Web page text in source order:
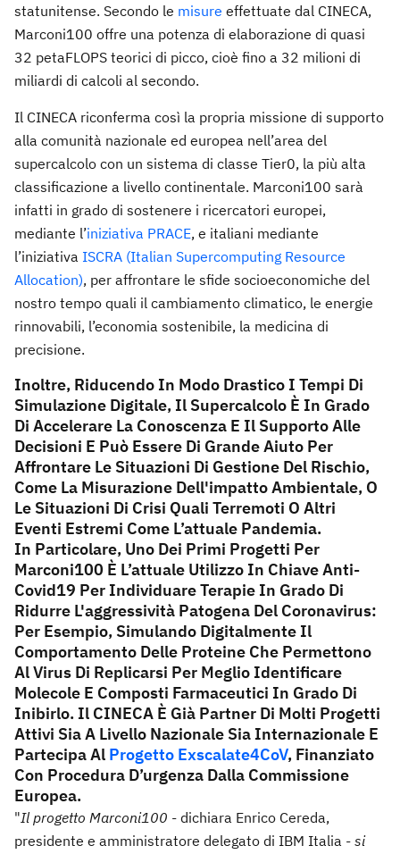
statunitense. Secondo le misure effettuate dal CINECA,
Marconi100 offre una potenza di elaborazione di quasi
32 petaFLOPS teorici di picco, cioè fino a 32 milioni di
miliardi di calcoli al secondo.
Il CINECA riconferma così la propria missione di supporto
alla comunità nazionale ed europea nell’area del
supercalcolo con un sistema di classe Tier0, la più alta
classificazione a livello continentale. Marconi100 sarà
infatti in grado di sostenere i ricercatori europei,
mediante l’iniziativa PRACE, e italiani mediante
l’iniziativa ISCRA (Italian Supercomputing Resource
Allocation), per affrontare le sfide socioeconomiche del
nostro tempo quali il cambiamento climatico, le energie
rinnovabili, l’economia sostenibile, la medicina di
precisione.
Inoltre, Riducendo In Modo Drastico I Tempi Di
Simulazione Digitale, Il Supercalcolo È In Grado
Di Accelerare La Conoscenza E Il Supporto Alle
Decisioni E Può Essere Di Grande Aiuto Per
Affrontare Le Situazioni Di Gestione Del Rischio,
Come La Misurazione Dell'impatto Ambientale, O
Le Situazioni Di Crisi Quali Terremoti O Altri
Eventi Estremi Come L’attuale Pandemia.
In Particolare, Uno Dei Primi Progetti Per
Marconi100 È L’attuale Utilizzo In Chiave Anti-
Covid19 Per Individuare Terapie In Grado Di
Ridurre L'aggressività Patogena Del Coronavirus:
Per Esempio, Simulando Digitalmente Il
Comportamento Delle Proteine Che Permettono
Al Virus Di Replicarsi Per Meglio Identificare
Molecole E Composti Farmaceutici In Grado Di
Inibirlo. Il CINECA È Già Partner Di Molti Progetti
Attivi Sia A Livello Nazionale Sia Internazionale E
Partecipa Al Progetto Exscalate4CoV, Finanziato
Con Procedura D’urgenza Dalla Commissione
Europea.
"Il progetto Marconi100 - dichiara Enrico Cereda,
presidente e amministratore delegato di IBM Italia - si